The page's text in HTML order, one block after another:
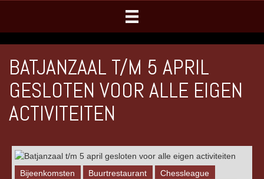
BATJANZAAL T/M 5 APRIL
GESLOTEN VOOR ALLE EIGEN
ACTIVITEITEN
Bijeenkomsten Buurtrestaurant
Chessleague